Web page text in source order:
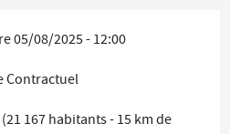
05/08/2025 - 12:00
Contractuel
167 habitants - 15 km de